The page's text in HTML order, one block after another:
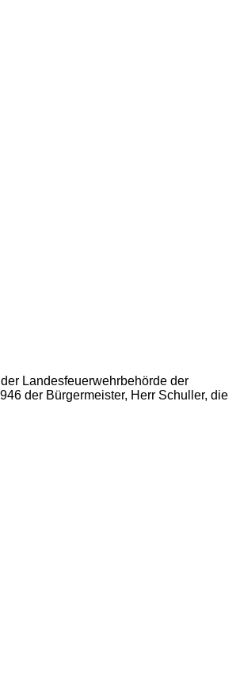
Landesfeuerwehrbehörde der
der Bürgermeister, Herr Schuller, die